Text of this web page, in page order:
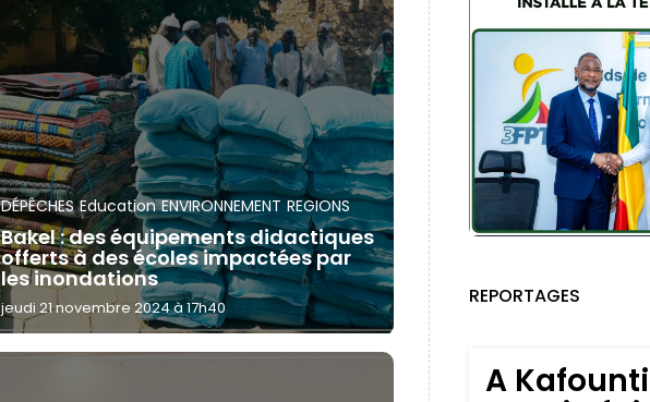
DÉPÊCHES Education ENVIRONNEMENT REGIONS
Bakel : des équipements didactiques
offerts à des écoles impactées par
les inondations
jeudi 21 novembre 2024 à 17h40 REPORTAGES
A